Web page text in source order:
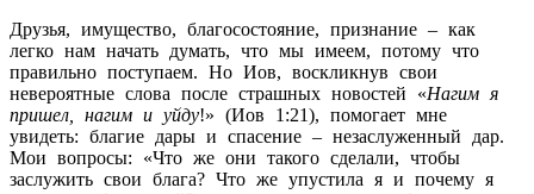
Друзья, имущество, благосостояние, признание – как
легко нам начать думать, что мы имеем, потому что
правильно поступаем. Но Иов, воскликнув свои
невероятные слова после страшных новостей «Нагим я
пришел, нагим и уйду!» (Иов 1:21), помогает мне
увидеть: благие дары и спасение – незаслуженный дар.
Мои вопросы: «Что же они такого сделали, чтобы
заслужить свои блага? Что же упустила я и почему я